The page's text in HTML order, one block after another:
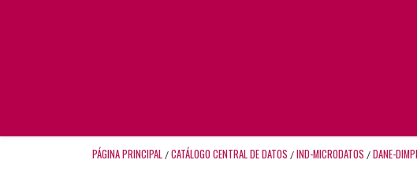
PÁGINA PRINCIPAL / CATÁLOGO CENTRAL DE DATOS / IND-MICRODATOS / DANE-